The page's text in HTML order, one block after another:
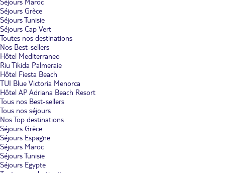
Séjours Maroc
Séjours Grèce
Séjours Tunisie
Séjours Cap Vert
Toutes nos destinations
Nos Best-sellers
Hôtel Mediterraneo
Riu Tikida Palmeraie
Hôtel Fiesta Beach
TUI Blue Victoria Menorca
Hôtel AP Adriana Beach Resort
Tous nos Best-sellers
Tous nos séjours
Nos Top destinations
Séjours Grèce
Séjours Espagne
Séjours Maroc
Séjours Tunisie
Séjours Egypte